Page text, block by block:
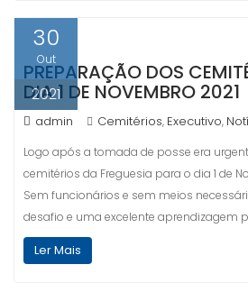
30
Out
2021
PREPARAÇÃO DOS
DIA 1 DE NOVEMBRO 2021
admin Cemitérios, Executivo,
Logo após a tomada de posse era
cemitérios da Freguesia para o dia 1 de
Sem funcionários e sem meios
desafio e uma excelente aprendizagem
Ler Mais